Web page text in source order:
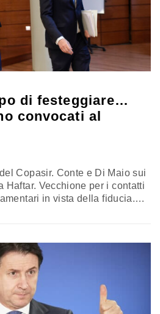
di festeggiare…
convocati al
Copasir. Conte e Di Maio sui
Haftar. Vecchione per i contatti
in vista della fiducia.